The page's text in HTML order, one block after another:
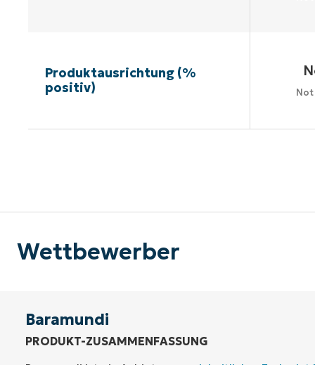
Produktausrichtung (%
positiv)
Wettbewerber
Baramundi
PRODUKT-ZUSAMMENFASSUNG